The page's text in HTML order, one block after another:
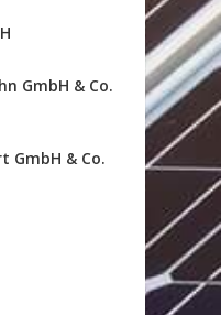
GmbH & Co.
GmbH & Co.